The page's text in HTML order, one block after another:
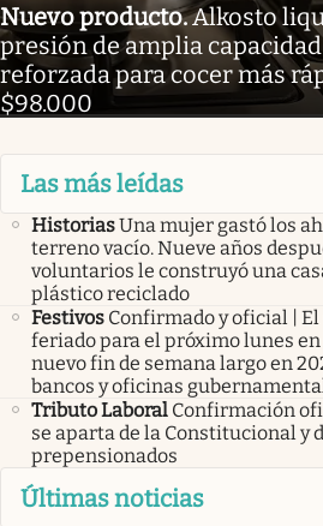
Nuevo producto.Alkosto
presión de amplia
reforzada para cocer más
$98.000
Las más leídas
HistoriasUna mujer gastó los
terreno vacío. Nueve años
voluntarios le construyó una
plástico reciclado
Festivos Confirmado y oficial |
feriado para el próximo lunes
nuevo fin de semana largo en
bancos y oficinas
Tributo Laboral Confirmación
se aparta de la Constitucional y
prepensionados
Últimas noticias